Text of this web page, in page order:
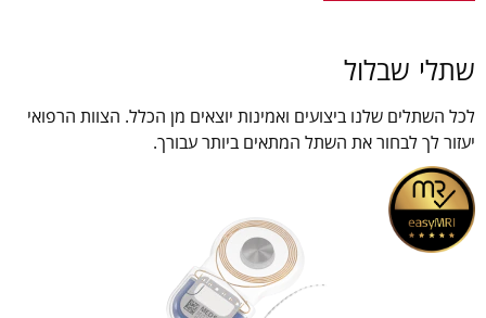
שתלי שבלול
לכל השתלים שלנו ביצועים ואמינות יוצאים מן הכלל. הצוות הרפואי
יעזור לך לבחור את השתל המתאים ביותר עבורך.